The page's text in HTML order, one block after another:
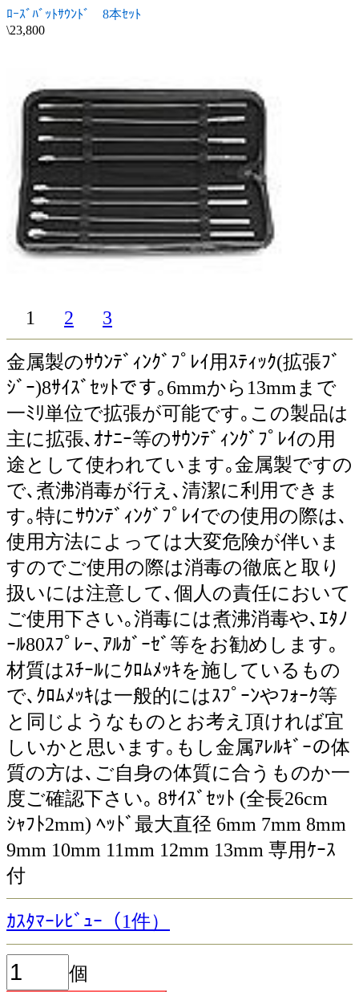
ﾛｰｽﾞﾊﾞｯﾄｻｳﾝﾄﾞ 8本ｾｯﾄ
\23,800
1 2 3
金属製のｻｳﾝﾃﾞｨﾝｸﾞﾌﾟﾚｲ用ｽﾃｨｯｸ(拡張ﾌﾞ
ｼﾞｰ)8ｻｲｽﾞｾｯﾄです｡6mmから13mmまで
一ﾐﾘ単位で拡張が可能です｡この製品は
主に拡張､ｵﾅﾆｰ等のｻｳﾝﾃﾞｨﾝｸﾞﾌﾟﾚｲの用
途として使われています｡金属製ですの
で､煮沸消毒が行え､清潔に利用できま
す｡特にｻｳﾝﾃﾞｨﾝｸﾞﾌﾟﾚｲでの使用の際は､
使用方法によっては大変危険が伴いま
すのでご使用の際は消毒の徹底と取り
扱いには注意して､個人の責任において
ご使用下さい｡消毒には煮沸消毒や､ｴﾀﾉ
ｰﾙ80ｽﾌﾟﾚｰ､ｱﾙｶﾞｰｾﾞ等をお勧めします｡
材質はｽﾁｰﾙにｸﾛﾑﾒｯｷを施しているもの
で､ｸﾛﾑﾒｯｷは一般的にはｽﾌﾟｰﾝやﾌｫｰｸ等
と同じようなものとお考え頂ければ宜
しいかと思います｡もし金属ｱﾚﾙｷﾞｰの体
質の方は､ご自身の体質に合うものか一
度ご確認下さい｡ 8ｻｲｽﾞｾｯﾄ (全長26cm
ｼｬﾌﾄ2mm) ﾍｯﾄﾞ最大直径 6mm 7mm 8mm
9mm 10mm 11mm 12mm 13mm 専用ｹｰｽ
付
ｶｽﾀﾏｰﾚﾋﾞｭｰ（1件）
個